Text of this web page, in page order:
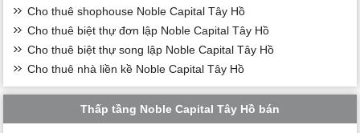
Cho thuê shophouse Noble Capital Tây Hồ
Cho thuê biệt thự đơn lập Noble Capital Tây Hồ
Cho thuê biệt thự song lập Noble Capital Tây Hồ
Cho thuê nhà liền kề Noble Capital Tây Hồ
Thấp tầng Noble Capital Tây Hồ bán